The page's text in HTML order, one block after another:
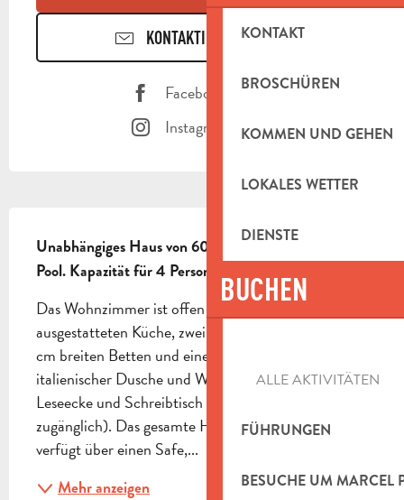
KONTAKT
BROSCHÜREN
KOMMEN UND GEHEN
LOKALES WETTER
DIENSTE
BUCHEN
ALLE AKTIVITÄTEN
FÜHRUNGEN
BESUCHE UM MARCEL
KONTAKTIEREN SIE UNS
Facebook Seite
Instagram Seite
Unabhängiges Haus von 60m². 2 Schlafzimmer.
Pool. Kapazität für 4 Personen.
Das Wohnzimmer ist offen zu einer voll
ausgestatteten Küche, zwei Schlafzimmern mit 160
cm breiten Betten und einem Badezimmer mit
italienischer Dusche und WC. Mezzanin mit
Leseecke und Schreibtisch (für Kleinkinder nicht
zugänglich). Das gesamte Haus ist klimatisiert und
verfügt über einen Safe,...
Mehr anzeigen